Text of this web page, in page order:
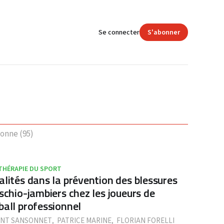
Se connecter S'abonner
(95)
DU SPORT
dans la prévention des blessures
jambiers chez les joueurs de
professionnel
SANSONNET, PATRICE MARINE, FLORIAN FORELLI